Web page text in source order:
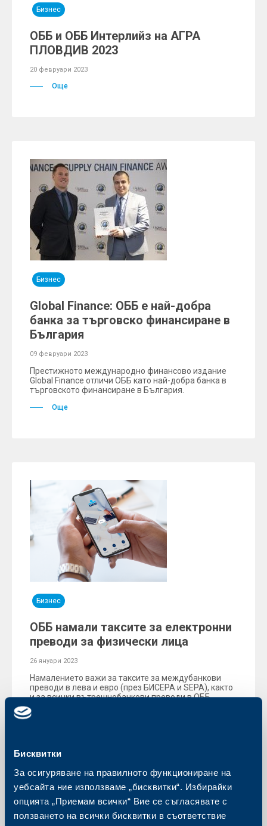
Бисквитки
За осигуряване на правилното функциониране на
уебсайта ние използваме „бисквитки“. Избирайки
опцията „Приемам всички“ Вие се съгласявате с
ползването на всички бисквитки в съответствие
Бизнес
ОББ и ОББ Интерлийз на АГРА
ПЛОВДИВ 2023
20 февруари 2023
Още
Бизнес
Global Finance: ОББ е най-добра
банка за търговско финансиране в
България
09 февруари 2023
Престижното международно финансово издание
Global Finance отличи ОББ като най-добра банка в
търговското финансиране в България.
Още
Бизнес
ОББ намали таксите за електронни
преводи за физически лица
26 януари 2023
Намалението важи за таксите за междубанкови
преводи в лева и евро (през БИСЕРА и SEPA), както
и за всички вътрешнобанкови преводи в ОББ,
извършени от физически лица през мобилното или
онлайн банкиране.